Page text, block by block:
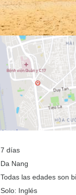
7 días
Da Nang
Todas las edades son
Solo: Inglés